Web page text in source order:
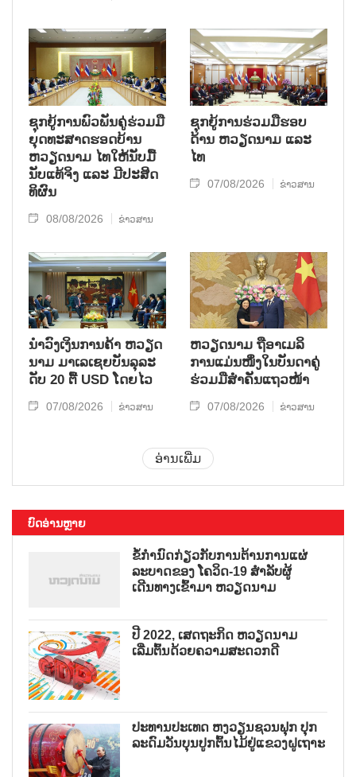
ຊຸກ​ຍູ້​ການ​ພົວ​ພັນ​ຄູ່​ຮ່ວມ​ມື​
ຍຸດ​ທະ​ສາດ​ຮອດ​ບ້ານ
ຫວຽດ​ນາມ ໄທ​ໃຫ້​ນັບ​ມື້​
ນັບ​ແທ້​ຈິງ ແລະ ມີ​ປະ​ສິດ​
ທິ​ຜົນ
08/08/2026 ຂ່າວສານ
ຊຸກຍູ້ການຮ່ວມມືຮອບ
ດ້ານ ຫວຽດນາມ ແລະ
ໄທ
07/08/2026 ຂ່າວສານ
ນຳ​ວົງ​ເງິນ​ການ​ຄ້າ ຫວຽດ​
ນາມ ມາ​ເລ​ເຊຍ​ບັນ​ລຸ​ລະ​
ດັບ 20 ຕື້ USD ໂດຍ​ໄວ
07/08/2026 ຂ່າວສານ
ຫ​ວຽດ​ນາມ ຖື​ອາ​ເມ​ລິ​
ການ​ແມ່ນ​ໜຶ່ງ​ໃນ​ບັນ​ດາ​ຄູ່​
ຮ່ວມ​ມື​ສຳ​ຄັນ​ແຖວ​ໜ້າ
07/08/2026 ຂ່າວສານ
ອ່ານເພີ່ມ
ບົດອ່ານຫຼາຍ
ຂໍ້ກຳນົດກ່ຽວກັບການຕ້ານການແຜ່
ລະບາດຂອງ ໂຄວິດ-19 ສຳລັບຜູ້
ເດີນທາງເຂົ້າມາ ຫວຽດນາມ
ປີ 2022, ເສດຖະກິດ ຫວຽດນາມ
ເລີ່ມຕົ້ນດ້ວຍຄວາມສະດວກດີ
ປະທານປະເທດ ຫງວຽນຊວນຟຸກ ປຸກ
ລະດົມວັນບຸນປູກຕົ້ນໄມ້ຢູ່ແຂວງຝູເຖາະ